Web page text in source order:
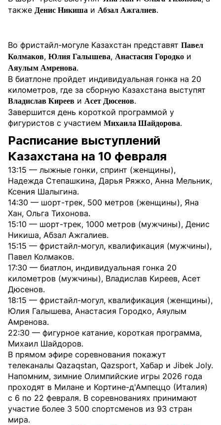
также Денис Никиша и Абзал Ажгалиев.
Во фристайл-могуле Казахстан представят Павел
Колмаков, Юлия Галышева, Анастасия Городко и
Аяулым Амренова.
В биатлоне пройдет индивидуальная гонка на 20
километров, где за сборную Казахстана выступят
Владислав Киреев и Асет Дюсенов.
Завершится день короткой программой у
фигуристов с участием Михаила Шайдорова.
Расписание выступлений
Казахстана на 10 февраля
13:15 — лыжные гонки, спринт (женщины),
Надежда Степашкина, Дарья Ряжко, Анна Мельник,
Ксения Шалыгина.
14:30 — шорт-трек, 500 метров (женщины), Яна
Хан, Ольга Тихонова.
15:10 — шорт-трек, 1000 метров (мужчины), Денис
Никиша, Абзал Ажгалиев.
15:15 — фристайл-могул, квалификация (мужчины),
Павел Колмаков.
17:30 — биатлон, индивидуальная гонка 20
километров (мужчины), Владислав Киреев, Асет
Дюсенов.
18:15 — фристайл-могул, квалификация (женщины),
Юлия Галышева, Анастасия Городко, Аяулым
Амренова.
22:30 — фигурное катание, короткая программа,
Михаил Шайдоров.
В прямом эфире соревнования покажут
телеканалы Qazaqstan, Qazsport, Хабар и Jibek Joly.
Напомним, зимние Олимпийские игры 2026 года
проходят в Милане и Кортине-д'Ампеццо (Италия)
с 6 по 22 февраля. В соревнованиях принимают
участие более 3 500 спортсменов из 93 стран
мира.